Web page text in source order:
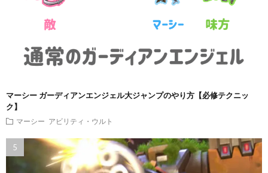
マーシー ガーディアンエンジェル大ジャンプのやり方【必修テクニッ
ク】
マーシー アビリティ・ウルト